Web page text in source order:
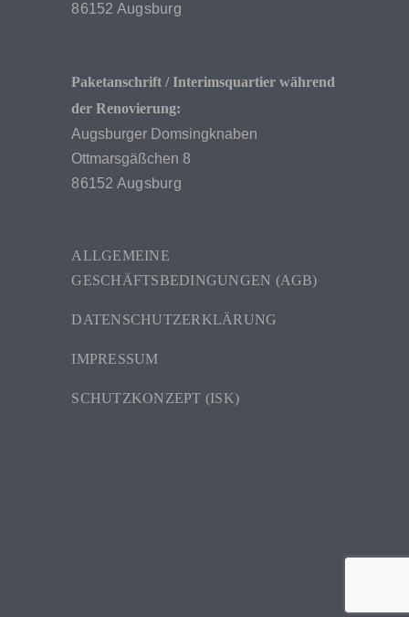
86152 Augsburg
Paketanschrift / Interimsquartier während
der Renovierung:
Augsburger Domsingknaben
Ottmarsgäßchen 8
86152 Augsburg
ALLGEMEINE
GESCHÄFTSBEDINGUNGEN (AGB)
DATENSCHUTZERKLÄRUNG
IMPRESSUM
SCHUTZKONZEPT (ISK)